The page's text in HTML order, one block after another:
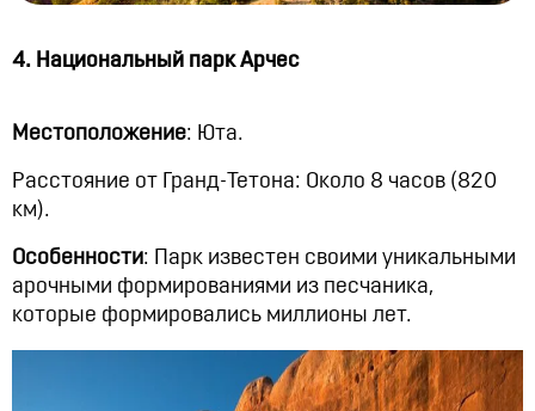
4. Национальный парк Арчес
Местоположение: Юта.
Расстояние от Гранд-Тетона: Около 8 часов (820
км).
Особенности: Парк известен своими уникальными
арочными формированиями из песчаника,
которые формировались миллионы лет.